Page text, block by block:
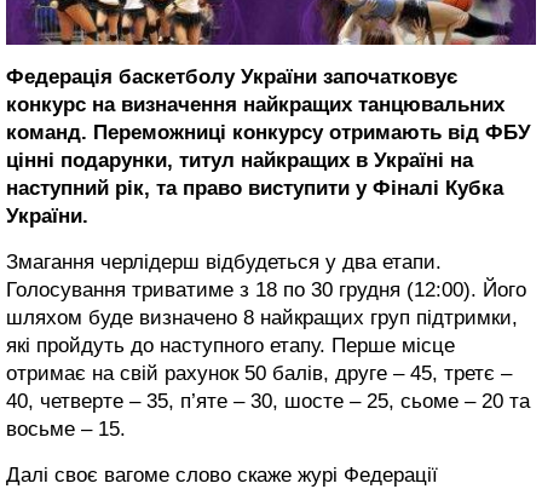
Федерація баскетболу України започатковує
конкурс на визначення найкращих танцювальних
команд. Переможниці конкурсу отримають від ФБУ
цінні подарунки, титул найкращих в Україні на
наступний рік, та право виступити у Фіналі Кубка
України.
Змагання черлідерш відбудеться у два етапи.
Голосування триватиме з 18 по 30 грудня (12:00). Його
шляхом буде визначено 8 найкращих груп підтримки,
які пройдуть до наступного етапу. Перше місце
отримає на свій рахунок 50 балів, друге – 45, третє –
40, четверте – 35, п’яте – 30, шосте – 25, сьоме – 20 та
восьме – 15.
Далі своє вагоме слово скаже журі Федерації